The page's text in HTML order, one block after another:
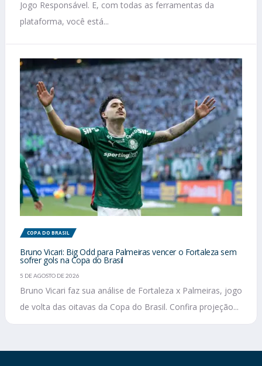
Jogo Responsável. E, com todas as ferramentas da
plataforma, você está...
COPA DO BRASIL
Bruno Vicari: Big Odd para Palmeiras vencer o Fortaleza sem
sofrer gols na Copa do Brasil
5 DE AGOSTO DE 2026
Bruno Vicari faz sua análise de Fortaleza x Palmeiras, jogo
de volta das oitavas da Copa do Brasil. Confira projeção...